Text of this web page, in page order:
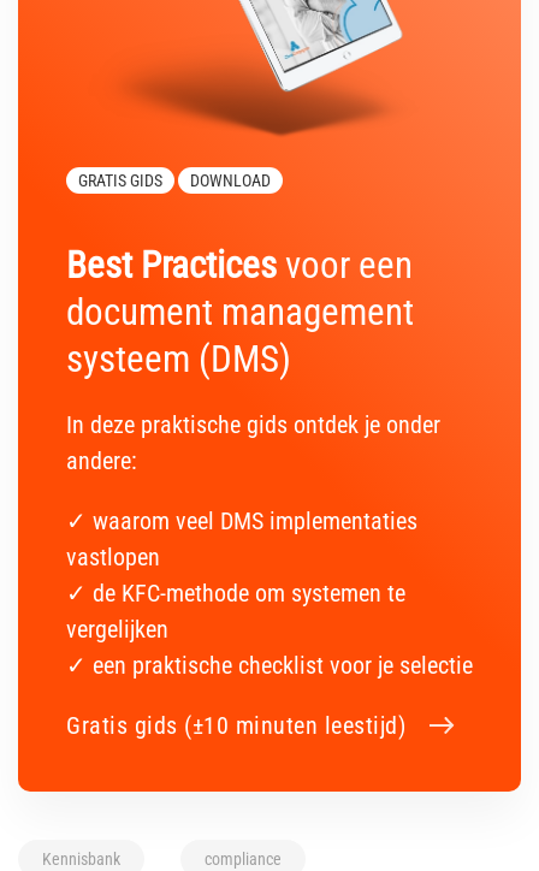
GRATIS GIDS DOWNLOAD
Best Practices voor een
document management
systeem (DMS)
In deze praktische gids ontdek je onder
andere:
✓ waarom veel DMS implementaties
vastlopen
✓ de KFC-methode om systemen te
vergelijken
✓ een praktische checklist voor je selectie
Gratis gids (±10 minuten leestijd)
Kennisbank compliance